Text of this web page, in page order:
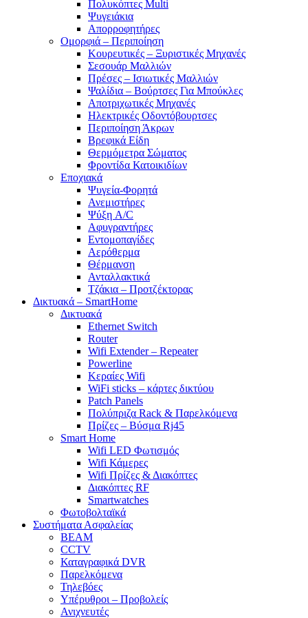
Πολυκόπτες Multi
Ψυγειάκια
Απορροφητήρες
Ομορφιά – Περιποίηση
Κουρευτικές – Ξυριστικές Μηχανές
Σεσουάρ Μαλλιών
Πρέσες – Ισιωτικές Μαλλιών
Ψαλίδια – Βούρτσες Για Μπούκλες
Αποτριχωτικές Μηχανές
Ηλεκτρικές Οδοντόβουρτσες
Περιποίηση Άκρων
Βρεφικά Είδη
Θερμόμετρα Σώματος
Φροντίδα Κατοικιδίων
Εποχιακά
Ψυγεία-Φορητά
Ανεμιστήρες
Ψύξη A/C
Αφυγραντήρες
Εντομοπαγίδες
Αερόθερμα
Θέρμανση
Ανταλλακτικά
Τζάκια – Προτζέκτορας
Δικτυακά – SmartHome
Δικτυακά
Ethernet Switch
Router
Wifi Extender – Repeater
Powerline
Κεραίες Wifi
WiFi sticks – κάρτες δικτύου
Patch Panels
Πολύπριζα Rack & Παρελκόμενα
Πρίζες – Βύσμα Rj45
Smart Home
Wifi LED Φωτισμός
Wifi Κάμερες
Wifi Πρίζες & Διακόπτες
Διακόπτες RF
Smartwatches
Φωτοβολταϊκά
Συστήματα Ασφαλείας
BEAM
CCTV
Καταγραφικά DVR
Παρελκόμενα
Τηλεβόες
Υπέρυθροι – Προβολείς
Ανιχνευτές